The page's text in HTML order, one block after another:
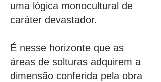
uma lógica monocultural de
caráter devastador.
É nesse horizonte que as
áreas de solturas adquirem a
dimensão conferida pela obra